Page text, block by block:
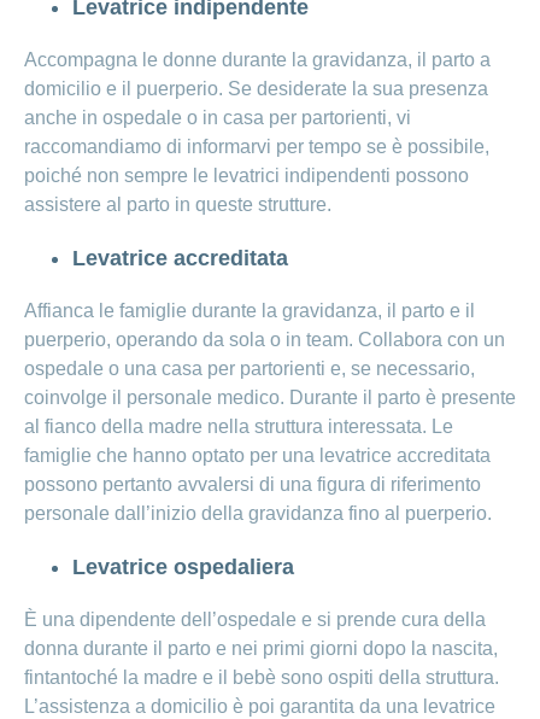
Levatrice indipendente
Accompagna le donne durante la gravidanza, il parto a
domicilio e il puerperio. Se desiderate la sua presenza
anche in ospedale o in casa per partorienti, vi
raccomandiamo di informarvi per tempo se è possibile,
poiché non sempre le levatrici indipendenti possono
assistere al parto in queste strutture.
Levatrice accreditata
Affianca le famiglie durante la gravidanza, il parto e il
puerperio, operando da sola o in team. Collabora con un
ospedale o una casa per partorienti e, se necessario,
coinvolge il personale medico. Durante il parto è presente
al fianco della madre nella struttura interessata. Le
famiglie che hanno optato per una levatrice accreditata
possono pertanto avvalersi di una figura di riferimento
personale dall’inizio della gravidanza fino al puerperio.
Levatrice ospedaliera
È una dipendente dell’ospedale e si prende cura della
donna durante il parto e nei primi giorni dopo la nascita,
fintantoché la madre e il bebè sono ospiti della struttura.
L’assistenza a domicilio è poi garantita da una levatrice